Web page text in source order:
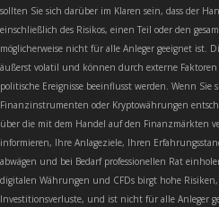
sollten Sie sich darüber im Klaren sein, dass der
einschließlich des Risikos, einen Teil oder den
möglicherweise nicht für alle Anleger geeignet ist.
äußerst volatil und können durch externe
politische Ereignisse beeinflusst werden. Wenn
Finanzinstrumenten oder Kryptowährungen
über die mit dem Handel auf den Finanzmärkten
informieren, Ihre Anlageziele, Ihren
abwägen und bei Bedarf professionellen Rat
digitalen Währungen und CFDs birgt hohe
Investitionsverluste, und ist nicht für alle Anleger